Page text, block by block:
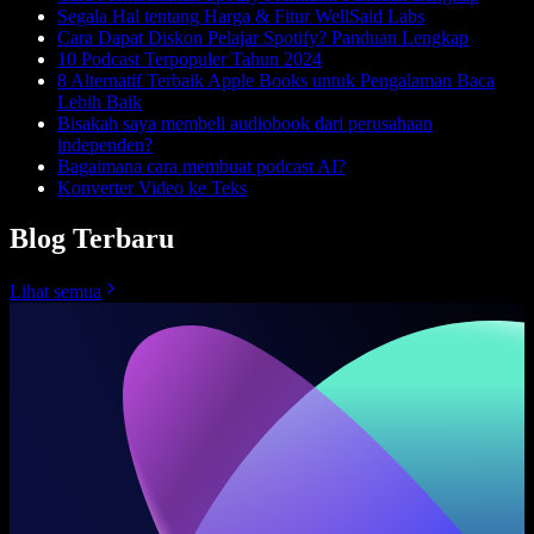
Segala Hal tentang Harga & Fitur WellSaid Labs
Cara Dapat Diskon Pelajar Spotify? Panduan Lengkap
10 Podcast Terpopuler Tahun 2024
8 Alternatif Terbaik Apple Books untuk Pengalaman Baca
Lebih Baik
Bisakah saya membeli audiobook dari perusahaan
independen?
Bagaimana cara membuat podcast AI?
Konverter Video ke Teks
Blog Terbaru
Lihat semua